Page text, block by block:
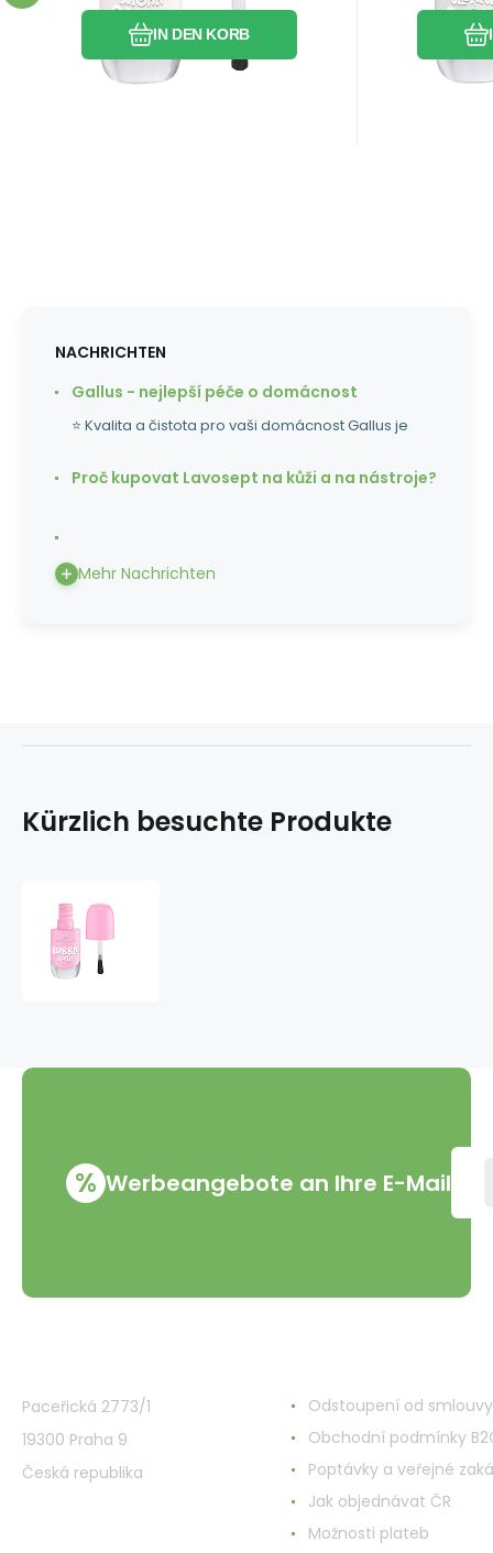
IN DEN KORB
den Lack essence 05 SUG
perfekt
NACHRICHTEN
Gallus - nejlepší péče o domácnost
⭐ Kvalita a čistota pro vaši domácnost Gallus je
Proč kupovat Lavosept na kůži a na nástroje?
Mehr Nachrichten
Kürzlich besuchte Produkte
8
% Werbeangebote an Ihre E-Mail
Paceřická 2773/1
19300 Praha 9
Česká republika
Odstoupení od smlouvy
Obchodní podmínky
Poptávky a veřejné
Jak objednávat ČR
Možnosti plateb